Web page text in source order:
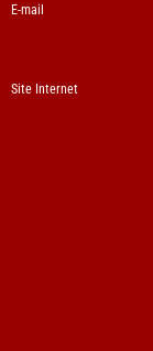
E-mail
Site Internet